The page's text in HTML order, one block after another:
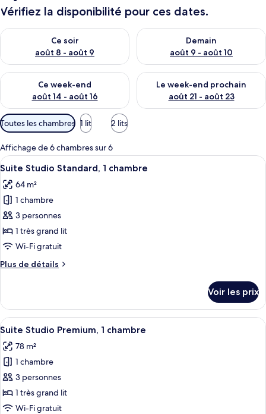
Vérifiez la disponibilité pour ces dates.
Ce soir
août 8 - août 9
Vérifier la disponibilité pour ce soir août 8 - août 9
Demain
août 9 - août 10
Vérifier la disponibilité pour
Ce week-end
août 14 - août 16
Vérifier la disponibilité pour ce week-end août 14 - août 16
Le week-end prochain
août 21 - août 23
Vérifier la disponibilité pour
Filtres
disponibles
pour
les
chambres
Toutes les chambres 1 lit 2 lits
Affichage de 6 chambres sur 6
Afficher
toutes
les
photos
pour
ce
type
chambre :
Standard,
1
chambre
Une chambre d’hôtel comprenant
5
Suite Studio Standard, 1 chambre
64 m²
1 chambre
3 personnes
1 très grand lit
Wi-Fi gratuit
Plus de détails
Plus
le
type
de
Suite
Studio
chambre
Voir les prix
Afficher
toutes
les
photos
pour
ce
type
Une chambre d’hôtel avec un lit,
6
Suite Studio Premium, 1 chambre
78 m²
1 chambre
3 personnes
1 très grand lit
Wi-Fi gratuit